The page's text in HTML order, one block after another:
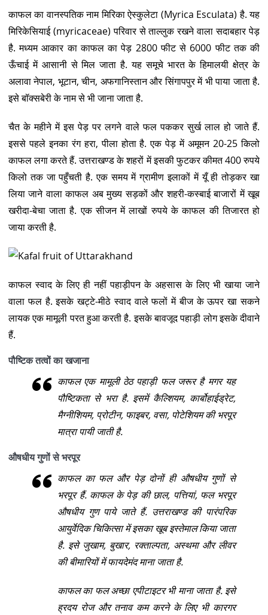
काफल का वानस्पतिक नाम मिरिका ऐस्कुलेटा (Myrica Esculata) है. यह
मिरिकेसियाई (myricaceae) परिवार से ताल्लुक रखने वाला सदाबहार पेड़
है. मध्यम आकार का काफल का पेड़ 2800 फीट से 6000 फीट तक की
ऊँचाई में आसानी से मिल जाता है. यह समूचे भारत के हिमालयी क्षेत्र के
अलावा नेपाल, भूटान, चीन, अफगानिस्तान और सिंगापपुर में भी पाया जाता है.
इसे बॉक्सबेरी के नाम से भी जाना जाता है.
चैत के महीने में इस पेड़ पर लगने वाले फल पककर सुर्ख लाल हो जाते हैं.
इससे पहले इनका रंग हरा, पीला होता है. एक पेड़ में अमूमन 20-25 किलो
काफल लगा करते हैं. उत्तराखण्ड के शहरों में इसकी फुटकर कीमत 400 रुपये
किलो तक जा पहुँचती है. एक समय में ग्रामीण इलाकों में यूँ ही तोड़कर खा
लिया जाने वाला काफल अब मुख्य सड़कों और शहरी-कस्बाई बाजारों में खूब
खरीदा-बेचा जाता है. एक सीजन में लाखों रुपये के काफल की तिजारत हो
जाया करती है.
काफल स्वाद के लिए ही नहीं पहाड़ीपन के अहसास के लिए भी खाया जाने
वाला फल है. इसके खट्टे-मीठे स्वाद वाले फलों में बीज के ऊपर खा सकने
लायक एक मामूली परत हुआ करती है. इसके बावजूद पहाड़ी लोग इसके दीवाने
हैं.
पौष्टिक तत्वों का खजाना
काफल एक मामूली ठेठ पहाड़ी फल जरूर है मगर यह
पौष्टिकता से भरा है. इसमें कैल्शियम, कार्बोहाईड्रेट,
मैग्नीशियम, प्रोटीन, फाइबर, वसा, पोटेशियम की भरपूर
मात्रा पायी जाती है.
औषधीय गुणों से भरपूर
काफल का फल और पेड़ दोनों ही औषधीय गुणों से
भरपूर हैं. काफल के पेड़ की छाल, पत्तियां, फल भरपूर
औषधीय गुण पाये जाते हैं. उत्तराखण्ड की पारंपरिक
आयुर्वेदिक चिकित्सा में इसका खूब इस्तेमाल किया जाता
है. इसे जुखाम, बुखार, रक्ताल्पता, अस्थमा और लीवर
की बीमारियों में फायदेमंद माना जाता है.
काफल का फल अच्छा एपीटाइटर भी माना जाता है. इसे
ह्रदय रोज और तनाव कम करने के लिए भी कारगर